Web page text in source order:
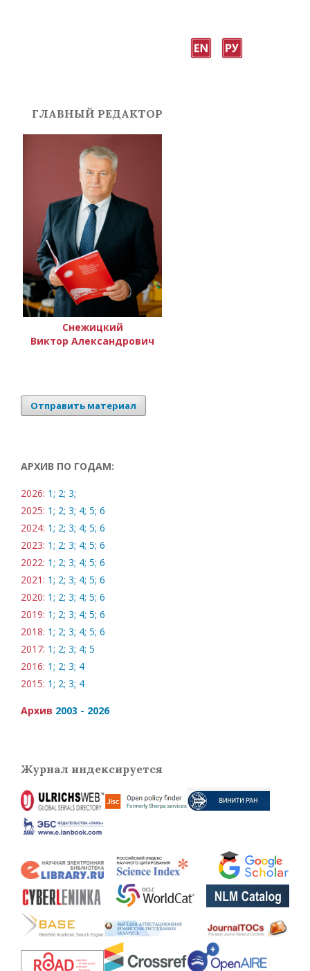
ГЛАВНЫЙ РЕДАКТОР
Снежицкий
Виктор Александрович
Отправить материал
АРХИВ ПО ГОДАМ:
2026: 1; 2; 3;
2025: 1; 2; 3; 4; 5; 6
2024: 1; 2; 3; 4; 5; 6
2023: 1; 2; 3; 4; 5; 6
2022: 1; 2; 3; 4; 5; 6
2021: 1; 2; 3; 4; 5; 6
2020: 1; 2; 3; 4; 5; 6
2019: 1; 2; 3; 4; 5; 6
2018: 1; 2; 3; 4; 5; 6
2017: 1; 2; 3; 4; 5
2016: 1; 2; 3; 4
2015: 1; 2; 3; 4
Архив 2003 - 2026
Журнал индексируется